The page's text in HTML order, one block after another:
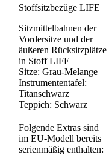
Stoffsitzbezüge LIFE
Sitzmittelbahnen der
Vordersitze und der
äußeren Rücksitzplätze
in Stoff LIFE
Sitze: Grau-Melange
Instrumententafel:
Titanschwarz
Teppich: Schwarz
Folgende Extras sind
im EU-Modell bereits
serienmäßig enthalten: